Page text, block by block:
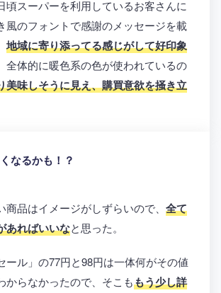
頃スーパーを利用しているお客さんに
風のフォントで感謝のメッセージを載
地域に寄り添ってる感じがして好印象
全体的に暖色系の色が使われているの
美味しそうに見え、購買意欲を掻き立
なるかも！？
品はイメージがしずらいので、 全て
あればいいなと思った。
ール」の77円と98円は一体何がその値
からなかったので、そこももう少し詳